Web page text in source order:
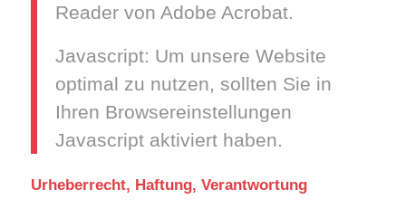
Reader von Adobe Acrobat.
Javascript: Um unsere Website
optimal zu nutzen, sollten Sie in
Ihren Browsereinstellungen
Javascript aktiviert haben.
Urheberrecht, Haftung, Verantwortung